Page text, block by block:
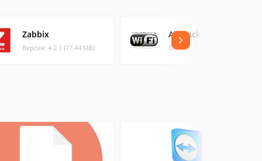
Zabbix
Версия: 4.2.1 (17.44 МБ)
Aircrack-ng
Версия: 1.6 (7.57 МБ)